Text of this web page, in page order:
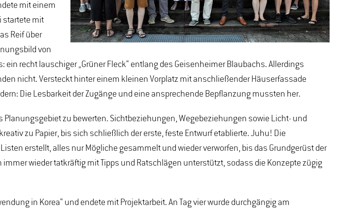
mit einem
startete mit
Reif über
von
recht lauschiger „Grüner Fleck“ entlang des Geisenheimer Blaubachs. Allerdings
nicht. Versteckt hinter einem kleinen Vorplatz mit anschließender Häuserfassade
Die Lesbarkeit der Zugänge und eine ansprechende Bepflanzung mussten her.
zu bewerten. Sichtbeziehungen, Wegebeziehungen sowie Licht- und
zu Papier, bis sich schließlich der erste, feste Entwurf etablierte. Juhu! Die
erstellt, alles nur Mögliche gesammelt und wieder verworfen, bis das Grundgerüst der
wieder tatkräftig mit Tipps und Ratschlägen unterstützt, sodass die Konzepte zügig
in Korea“ und endete mit Projektarbeit. An Tag vier wurde durchgängig am